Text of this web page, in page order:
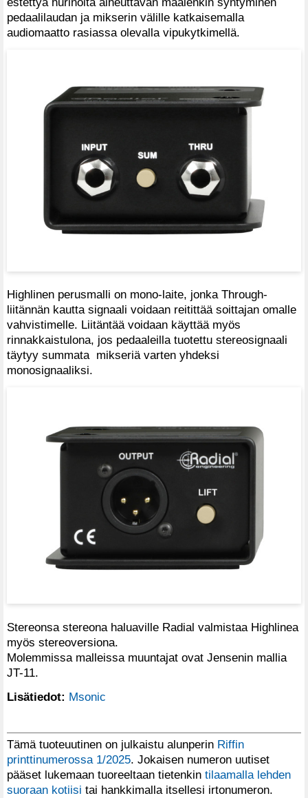
pedaalilaudan ja mikserin välille katkaisemalla
audiomaatto rasiassa olevalla vipukytkimellä.
Highlinen perusmalli on mono-laite, jonka Through-
liitännän kautta signaali voidaan reitittää soittajan omalle
vahvistimelle. Liitäntää voidaan käyttää myös
rinnakkaistulona, jos pedaaleilla tuotettu stereosignaali
täytyy summata mikseriä varten yhdeksi
monosignaaliksi.
Stereonsa stereona haluaville Radial valmistaa Highlinea
myös stereoversiona.
Molemmissa malleissa muuntajat ovat Jensenin mallia
JT-11.
Lisätiedot: Msonic
Tämä tuoteuutinen on julkaistu alunperin Riffin
printtinumerossa 1/2025. Jokaisen numeron uutiset
pääset lukemaan tuoreeltaan tietenkin tilaamalla lehden
suoraan kotiisi tai hankkimalla itsellesi irtonumeron.